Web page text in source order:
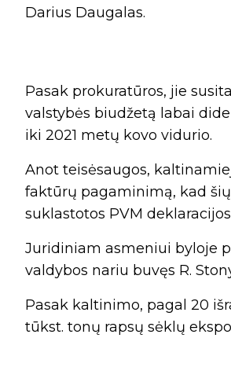
Darius Daugalas.
Pasak prokuratūros, jie
valstybės biudžetą labai
iki 2021 metų kovo vidurio.
Anot teisėsaugos,
faktūrų pagaminimą, kad
suklastotos PVM
Juridiniam asmeniui byloje
valdybos nariu buvęs R.
Pasak kaltinimo, pagal 20
tūkst. tonų rapsų sėklų